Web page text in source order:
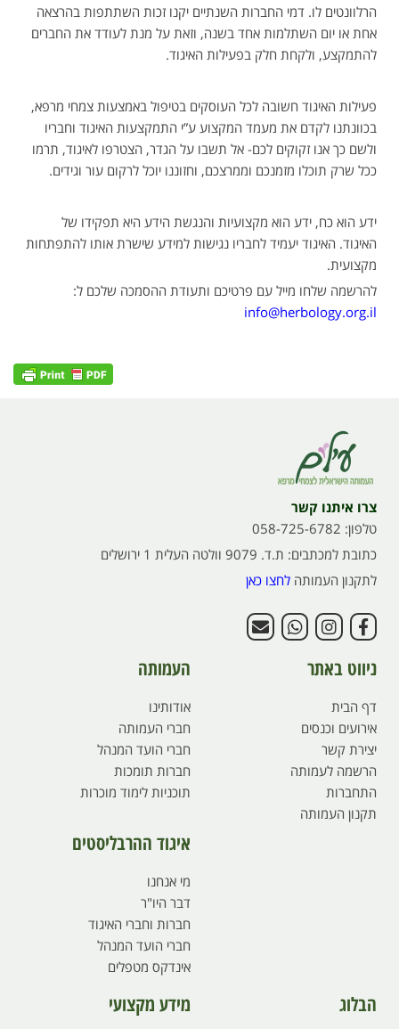
הרלוונטים לו. דמי החברות השנתיים יקנו זכות השתתפות בהרצאה
אחת או יום השתלמות אחד בשנה, וזאת על מנת לעודד את החברים
להתמקצע, ולקחת חלק בפעילות האיגוד.
פעילות האיגוד חשובה לכל העוסקים בטיפול באמצעות צמחי מרפא,
בכוונתנו לקדם את מעמד המקצוע ע”י התמקצעות האיגוד וחבריו
ולשם כך אנו זקוקים לכם- אל תשבו על הגדר, הצטרפו לאיגוד, תרמו
ככל שרק תוכלו מזמנכם וממרצכם, וחזוננו יוכל לרקום עור וגידים.
ידע הוא כח, ידע הוא מקצועיות והנגשת הידע היא תפקידו של
האיגוד. האיגוד יעמיד לחבריו נגישות למידע שישרת אותו להתפתחות
מקצועית.
להרשמה שלחו מייל עם פרטיכם ותעודת ההסמכה שלכם ל:
info@herbology.org.il
צרו איתנו קשר
טלפון: 058-725-6782
כתובת למכתבים: ת.ד. 9079 וולטה העלית 1 ירושלים
לתקנון העמותה לחצו כאן
ניווט באתר
דף הבית
אירועים וכנסים
יצירת קשר
הרשמה לעמותה
התחברות
תקנון העמותה
העמותה
אודותינו
חברי העמותה
חברי הועד המנהל
חברות תומכות
תוכניות לימוד מוכרות
איגוד ההרבליסטים
מי אנחנו
דבר היו"ר
חברות וחברי האיגוד
חברי הועד המנהל
אינדקס מטפלים
הבלוג מידע מקצועי